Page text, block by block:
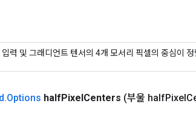
력 및 그래디언트 텐서의 4개 모서리 픽셀의 중심이
.Options halfPixelCenters (부울 halfPixel